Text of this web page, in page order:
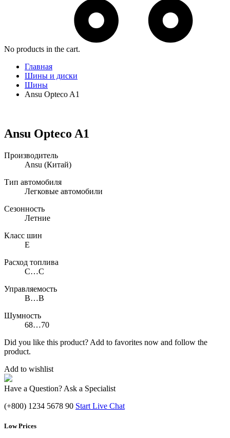
No products in the cart.
Главная
Шины и диски
Шины
Ansu Opteco A1
Ansu Opteco A1
Производитель
Ansu (Китай)
Тип автомобиля
Легковые автомобили
Сезонность
Летние
Класс шин
E
Расход топлива
C…C
Управляемость
B…B
Шумность
68…70
Did you like this product? Add to favorites now and follow the
product.
Add to wishlist
Have a Question? Ask a Specialist
(+800) 1234 5678 90 Start Live Chat
Low Prices